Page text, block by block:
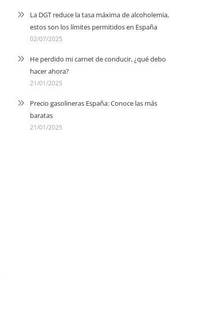
La DGT reduce la tasa máxima de alcoholemia,
estos son los límites permitidos en España
02/07/2025
He perdido mi carnet de conducir, ¿qué debo
hacer ahora?
21/01/2025
Precio gasolineras España: Conoce las más
baratas
21/01/2025